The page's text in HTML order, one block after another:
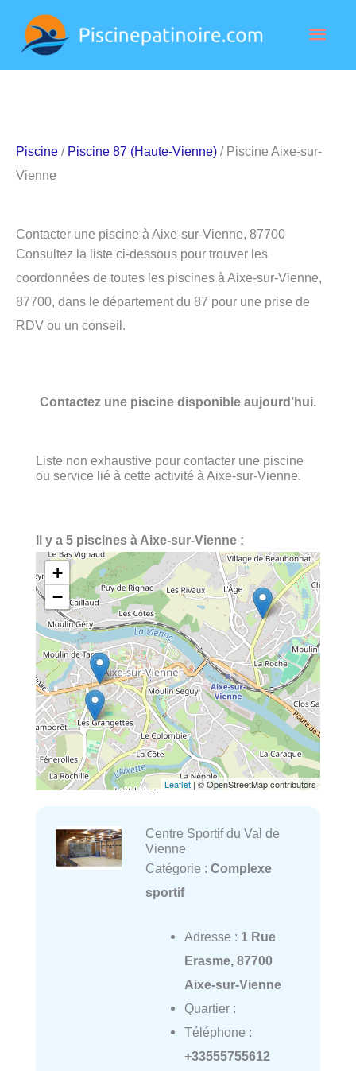
contenu
Piscine / Piscine 87 (Haute-Vienne) / Piscine Aixe-sur-
Vienne
Contacter une piscine à Aixe-sur-Vienne, 87700
Consultez la liste ci-dessous pour trouver les
coordonnées de toutes les piscines à Aixe-sur-Vienne,
87700, dans le département du 87 pour une prise de
RDV ou un conseil.
Contactez une piscine disponible aujourd’hui.
Liste non exhaustive pour contacter une piscine
ou service lié à cette activité à Aixe-sur-Vienne.
Il y a 5 piscines à Aixe-sur-Vienne :
+
−
Leaflet | © OpenStreetMap contributors
Centre Sportif du Val de
Vienne
Catégorie : Complexe
sportif
Adresse : 1 Rue
Erasme, 87700
Aixe-sur-Vienne
Quartier :
Téléphone :
+33555755612